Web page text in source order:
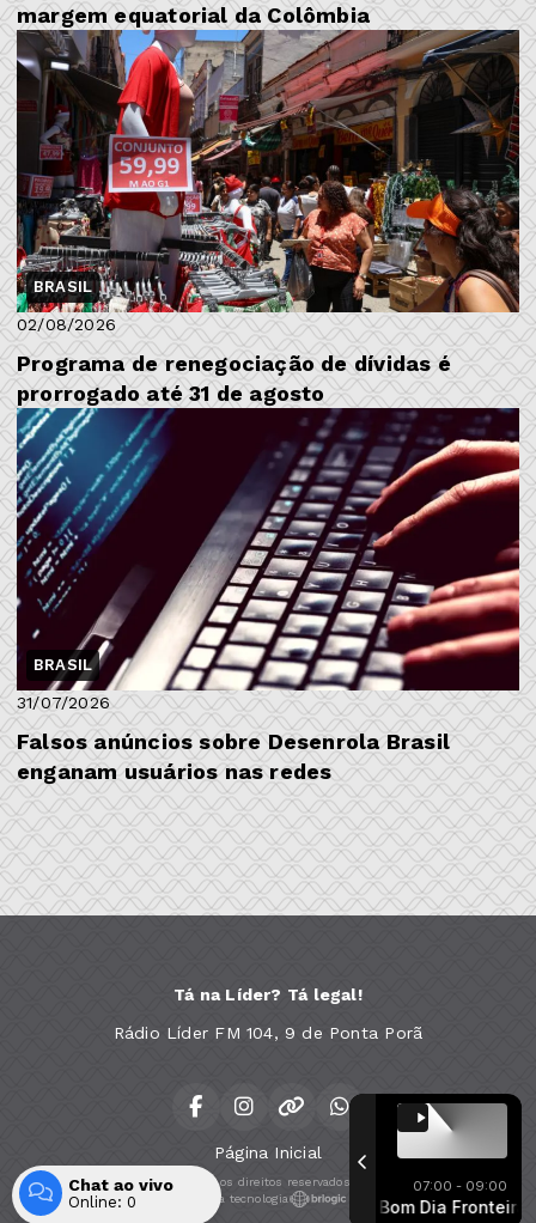
07:00 - 09:00
Bom Dia Fronteira com MarcãoBom Dia Fronteira com
margem equatorial da Colômbia
BRASIL
02/08/2026
Programa de renegociação de dívidas é
prorrogado até 31 de agosto
BRASIL
31/07/2026
Falsos anúncios sobre Desenrola Brasil
enganam usuários nas redes
Tá na Líder? Tá legal!
Rádio Líder FM 104, 9 de Ponta Porã
Página Inicial
Todos os direitos reservados.
Com a tecnologia
Chat ao vivo
Online: 0